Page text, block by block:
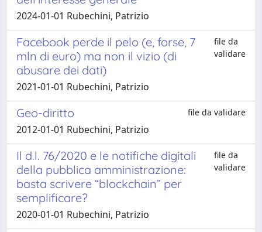
2024-01-01 Rubechini, Patrizio
Facebook perde il pelo (e, forse, 7
mln di euro) ma non il vizio (di
abusare dei dati)
file da
validare
2021-01-01 Rubechini, Patrizio
Geo-diritto file da validare
2012-01-01 Rubechini, Patrizio
Il d.l. 76/2020 e le notifiche digitali
della pubblica amministrazione:
basta scrivere “blockchain” per
semplificare?
file da
validare
2020-01-01 Rubechini, Patrizio